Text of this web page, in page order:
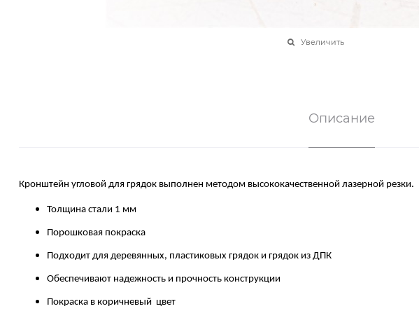
Увеличить
Описание
Кронштейн угловой для грядок выполнен методом высококачественной лазерной резки.
Толщина стали 1 мм
Порошковая покраска
Подходит для деревянных, пластиковых грядок и грядок из ДПК
Обеспечивают надежность и прочность конструкции
Покраска в коричневый цвет